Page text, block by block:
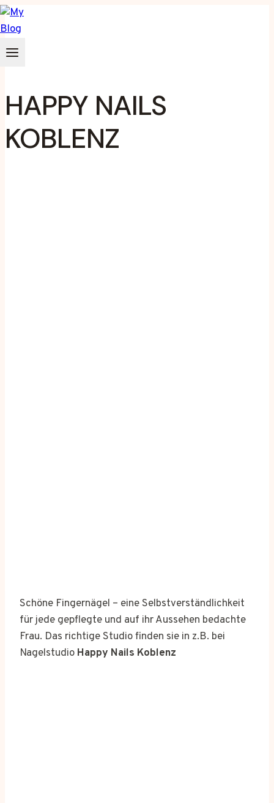
Zum
Inhalt
springen
HAPPY NAILS
KOBLENZ
Schöne Fingernägel – eine Selbstverständlichkeit
für jede gepflegte und auf ihr Aussehen bedachte
Frau. Das richtige Studio finden sie in z.B. bei
Nagelstudio Happy Nails Koblenz